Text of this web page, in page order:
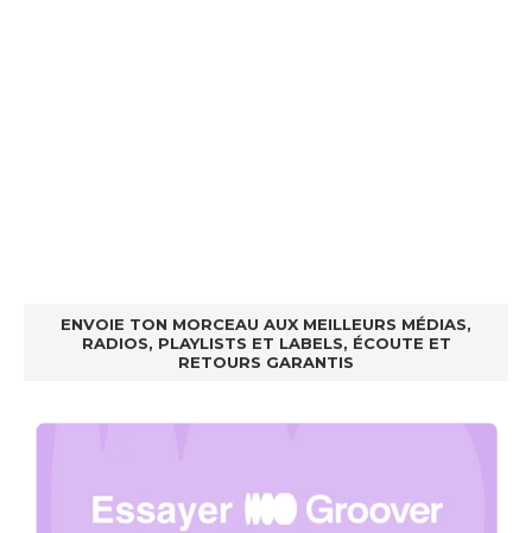
ENVOIE TON MORCEAU AUX MEILLEURS MÉDIAS,
RADIOS, PLAYLISTS ET LABELS, ÉCOUTE ET
RETOURS GARANTIS